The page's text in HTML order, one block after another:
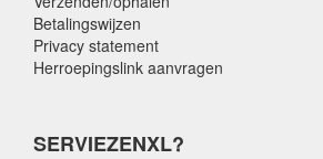
Betalingswijzen
Privacy statement
Herroepingslink aanvragen
SERVIEZENXL?